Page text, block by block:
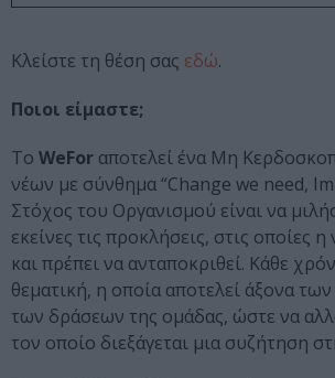
Κλείστε τη θέση σας εδώ.
Ποιοι είμαστε;
Το WeFor αποτελεί ένα Μη
νέων με σύνθημα “Change we need,
Στόχος του Οργανισμού είναι να
εκείνες τις προκλήσεις, στις οποίες
και πρέπει να ανταποκριθεί. Κάθε
θεματική, η οποία αποτελεί άξονα
των δράσεων της ομάδας, ώστε να
τον οποίο διεξάγεται μια συζήτηση